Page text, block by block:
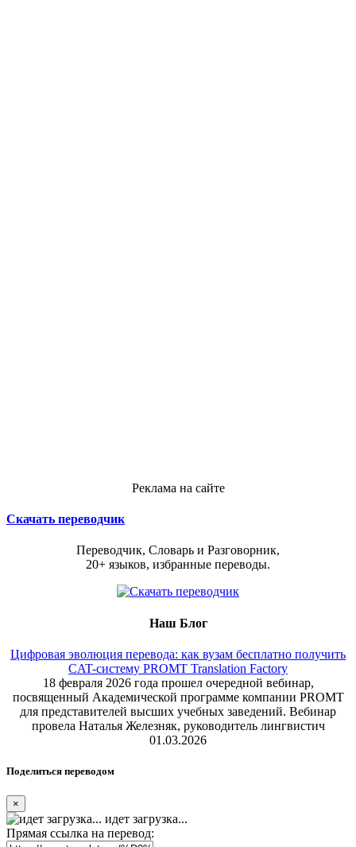
Реклама на сайте
Скачать переводчик
Переводчик, Словарь и Разговорник,
20+ языков, избранные переводы.
Наш Блог
Цифровая эволюция перевода: как вузам бесплатно получить
CAT-систему PROMT Translation Factory
18 февраля 2026 года прошел очередной вебинар,
посвященный Академической программе компании PROMT
для представителей высших учебных заведений. Вебинар
провела Наталья Железняк, руководитель лингвистич
01.03.2026
Поделиться переводом
×
идет загрузка...
Прямая ссылка на перевод: